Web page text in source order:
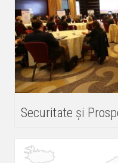
Securitate și